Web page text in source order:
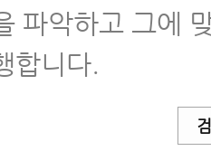
파악하고 그에
합니다.